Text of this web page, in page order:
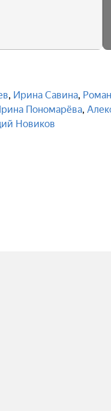
, Ирина Савина, Роман
Пономарёва,
Новиков